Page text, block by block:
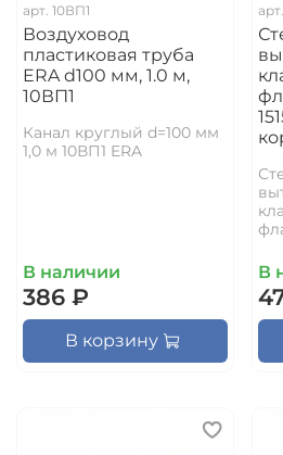
арт. 10ВП1
Воздуховод
пластиковая труба
ERA d100 мм, 1.0 м,
10ВП1
Канал круглый d=100 мм
1,0 м 10ВП1 ERA
В наличии
386 ₽
В корзину
арт.
В